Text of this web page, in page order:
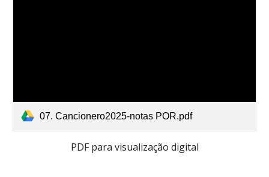
07. Cancionero2025-notas POR.pdf
PDF para visualização digital